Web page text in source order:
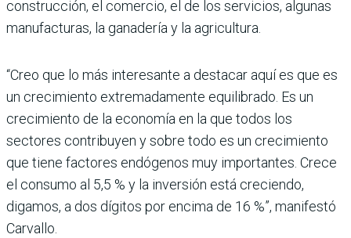
construcción, el comercio, el de los servicios, algunas
manufacturas, la ganadería y la agricultura.
“Creo que lo más interesante a destacar aquí es que es
un crecimiento extremadamente equilibrado. Es un
crecimiento de la economía en la que todos los
sectores contribuyen y sobre todo es un crecimiento
que tiene factores endóge­nos muy importantes. Crece
el consumo al 5,5 % y la inversión está creciendo,
digamos, a dos dígitos por encima de 16 %”, manifestó
Carvallo.